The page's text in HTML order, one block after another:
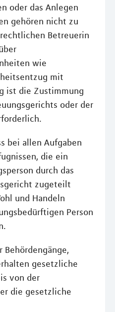
oder das Anlegen
gehören nicht zu
Betreuerin
wie
mit
ist die Zustimmung
oder der
bei allen Aufgaben
die ein
durch das
zugeteilt
und Handeln
Person
gesetzliche
von der
die gesetzliche